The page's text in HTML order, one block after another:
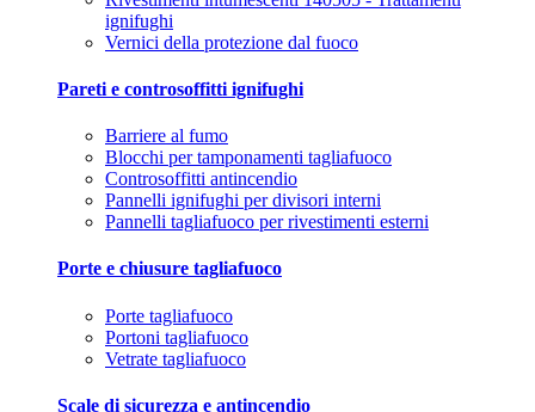
ignifughi
Vernici della protezione dal fuoco
Pareti e controsoffitti ignifughi
Barriere al fumo
Blocchi per tamponamenti tagliafuoco
Controsoffitti antincendio
Pannelli ignifughi per divisori interni
Pannelli tagliafuoco per rivestimenti esterni
Porte e chiusure tagliafuoco
Porte tagliafuoco
Portoni tagliafuoco
Vetrate tagliafuoco
Scale di sicurezza e antincendio